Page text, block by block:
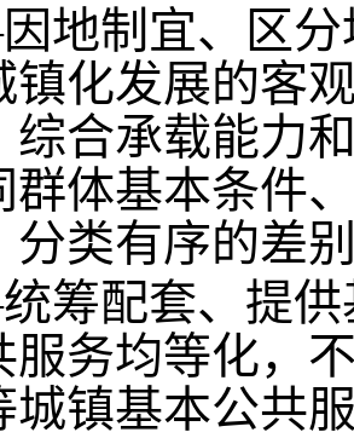
地制宜、区分
镇化发展的客
综合承载能力
群体基本条件
分类有序的差
筹配套、提供
服务均等化，
城镇基本公共